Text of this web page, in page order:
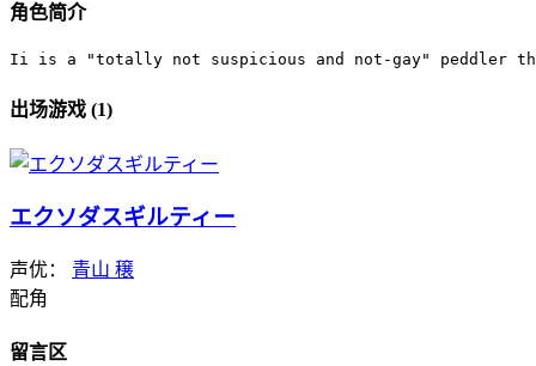
角色简介
Ii is a "totally not suspicious and not-gay" peddler
出场游戏 (1)
エクソダスギルティー
声优： 青山 穣
配角
留言区